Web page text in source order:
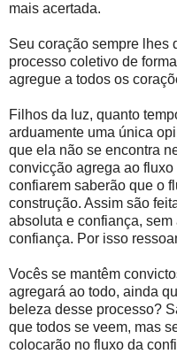
mais acertada.
Seu coração sempre lhes
processo coletivo de
agregue a todos os
Filhos da luz, quanto
arduamente uma única
que ela não se encontra
convicção agrega ao
confiarem saberão que o
construção. Assim são
absoluta e confiança,
confiança. Por isso
Vocês se mantêm
agregará ao todo, ainda
beleza desse processo?
que todos se veem, mas
colocarão no fluxo da